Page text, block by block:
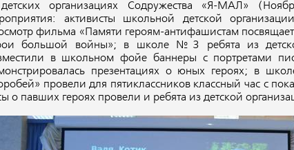
организациях Содружества «Я-МАЛ»
активисты школьной детской
фильма «Памяти героям-антифашистам
большой войны»; в школе №3 ребята из
в школьном фойе баннеры с портретами
презентациях о юных героях; в
провели для пятиклассников классный час с
о павших героях провели и ребята из детской